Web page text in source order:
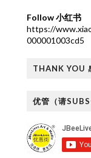
Follow 小红书
https://
000001003cd5
THANK YOU
优管（请